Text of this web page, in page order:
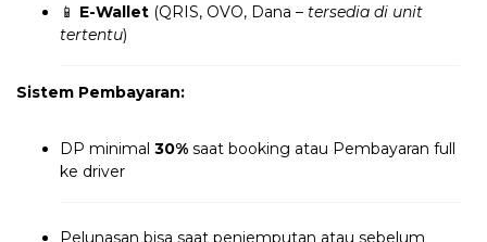
📱 E-Wallet (QRIS, OVO, Dana – tersedia di unit
tertentu)
Sistem Pembayaran:
DP minimal 30% saat booking atau Pembayaran full
ke driver
Pelunasan bisa saat penjemputan atau sebelum